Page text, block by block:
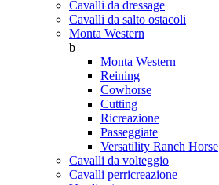
Cavalli da dressage
Cavalli da salto ostacoli
Monta Western
b
Monta Western
Reining
Cowhorse
Cutting
Ricreazione
Passeggiate
Versatility Ranch Horse
Cavalli da volteggio
Cavalli perricreazione